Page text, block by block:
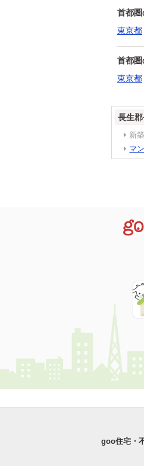
首都
東京都
首都
東京都
長生
新
マ
goo住宅・